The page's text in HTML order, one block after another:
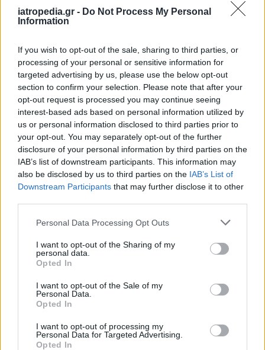
iatropedia.gr - Do Not Process My Personal
Information
If you wish to opt-out of the sale, sharing to third parties, or
processing of your personal or sensitive information for
targeted advertising by us, please use the below opt-out
section to confirm your selection. Please note that after your
opt-out request is processed you may continue seeing
interest-based ads based on personal information utilized by
us or personal information disclosed to third parties prior to
your opt-out. You may separately opt-out of the further
disclosure of your personal information by third parties on the
IAB’s list of downstream participants. This information may
also be disclosed by us to third parties on the IAB’s List of
Downstream Participants that may further disclose it to other
Personal Data Processing Opt Outs
I want to opt-out of the Sharing of my
personal data.
Opted In
I want to opt-out of the Sale of my
Personal Data.
Opted In
I want to opt-out of processing my
Personal Data for Targeted Advertising.
Opted In
Ολάντ, Τουσκ
καγκελάριος – Συμφωνία για χρηματοδότηση
«γέφυρα»
– Πηγές αναφέρουν ότι η ΕΚΤ θα δώσει
ρευστότητα στις ελληνικές τράπεζες
– Τηλεδιάσκεψη το απόγευμα για τον ELA
Διαβάστε όλες τις κρίσιμες εξελίξεις στο
newsit.gr
Facebook
Twitter